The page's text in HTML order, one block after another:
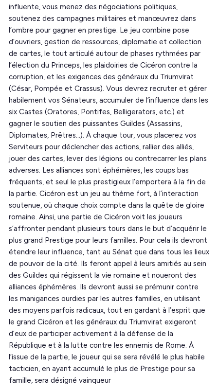
influente, vous menez des négociations politiques,
soutenez des campagnes militaires et manœuvrez dans
l’ombre pour gagner en prestige. Le jeu combine pose
d’ouvriers, gestion de ressources, diplomatie et collection
de cartes, le tout articulé autour de phases rythmées par
l’élection du Princeps, les plaidoiries de Cicéron contre la
corruption, et les exigences des généraux du Triumvirat
(César, Pompée et Crassus). Vous devrez recruter et gérer
habilement vos Sénateurs, accumuler de l’influence dans les
six Castes (Oratores, Pontifes, Belligerators, etc.) et
gagner le soutien des puissantes Guildes (Assassins,
Diplomates, Prêtres…). À chaque tour, vous placerez vos
Serviteurs pour déclencher des actions, rallier des alliés,
jouer des cartes, lever des légions ou contrecarrer les plans
adverses. Les alliances sont éphémères, les coups bas
fréquents, et seul le plus prestigieux l’emportera à la fin de
la partie. Cicéron est un jeu au thème fort, à l’interaction
soutenue, où chaque choix compte dans la quête de gloire
romaine. Ainsi, une partie de Cicéron voit les joueurs
s’affronter pendant plusieurs tours dans le but d’acquérir le
plus grand Prestige pour leurs familles. Pour cela ils devront
étendre leur influence, tant au Sénat que dans tous les lieux
de pouvoir de la cité. Ils feront appel à leurs amitiés au sein
des Guildes qui régissent la vie romaine et noueront des
alliances éphémères. Ils devront aussi se prémunir contre
les manigances ourdies par les autres familles, en utilisant
des moyens parfois radicaux, tout en gardant à l’esprit que
le grand Cicéron et les généraux du Triumvirat exigeront
d’eux de participer activement à la défense de la
République et à la lutte contre les ennemis de Rome. À
l’issue de la partie, le joueur qui se sera révélé le plus habile
tacticien, en ayant accumulé le plus de Prestige pour sa
famille, sera désigné vainqueur